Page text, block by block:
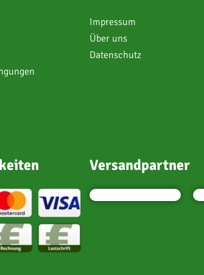
Impressum
Über uns
Datenschutz
Versandpartner